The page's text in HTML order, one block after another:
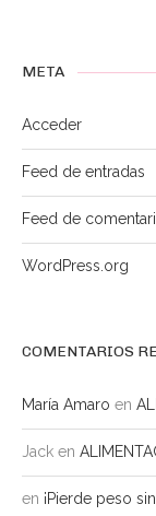
META
Acceder
Feed de entradas
Feed de
WordPress.org
COMENTARIOS
María Amaro en
Jack en
en ¡Pierde peso